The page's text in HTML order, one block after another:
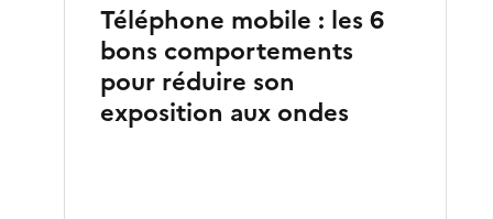
Téléphone mobile : les 6
bons comportements
pour réduire son
exposition aux ondes